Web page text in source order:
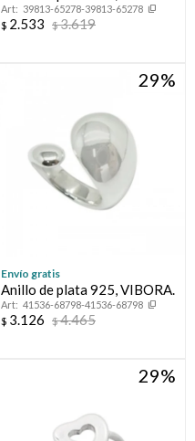
FLORESSER.
39813-65278-39813-65278
$ 2.533 $3.619
29
Envío gratis
Anillo de plata 925, VIBORA.
41536-68798-41536-68798
$ 3.126 $4.465
29